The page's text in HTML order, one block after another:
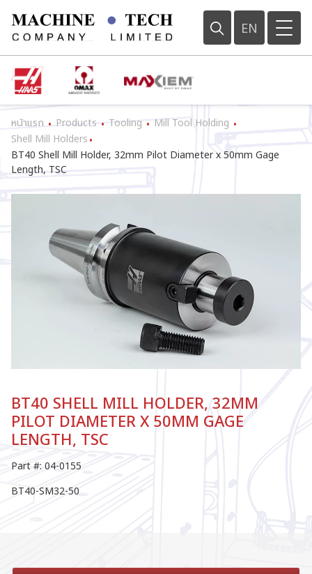
EN
หน้าแรก • Products • Tooling • Mill Tool Holding •
Shell Mill Holders •
BT40 Shell Mill Holder, 32mm Pilot Diameter x 50mm Gage
Length, TSC
BT40 SHELL MILL HOLDER, 32MM
PILOT DIAMETER X 50MM GAGE
LENGTH, TSC
Part #: 04-0155
BT40-SM32-50